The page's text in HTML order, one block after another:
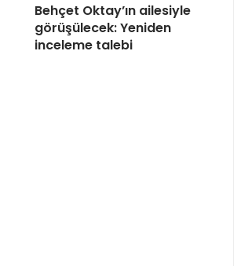
Behçet Oktay’ın ailesiyle
görüşülecek: Yeniden
inceleme talebi